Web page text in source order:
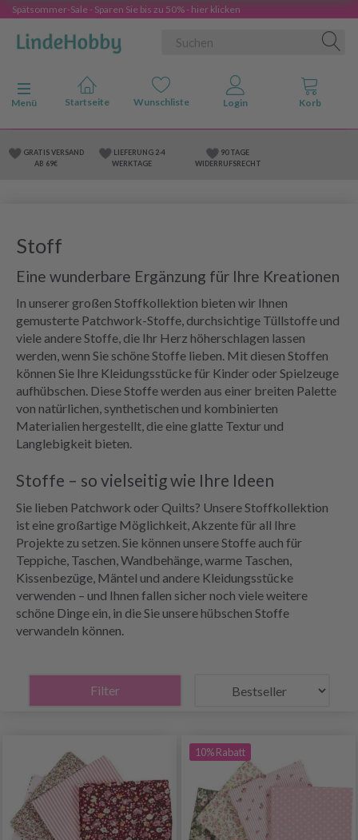
Spätsommer-Sale - Sparen Sie bis zu 50% - hier klicken
Anzeige ändern
Menü
GRATIS VERSAND
AB 69€
LIEFERUNG 2-4
WERKTAGE
90 TAGE
WIDERRUFSRECHT
Stoff
Eine wunderbare Ergänzung für Ihre Kreationen
In unserer großen Stoffkollektion bieten wir Ihnen
gemusterte Patchwork-Stoffe, durchsichtige Tüllstoffe und
viele andere Stoffe, die Ihr Herz höherschlagen lassen
werden, wenn Sie schöne Stoffe lieben. Mit diesen Stoffen
können Sie Ihre Kleidungsstücke für Kinder oder Spielzeuge
aufhübschen. Diese Stoffe werden aus einer breiten Palette
von natürlichen, synthetischen und kombinierten
Materialien hergestellt, die eine glatte Textur und
Langlebigkeit bieten.
Stoffe – so vielseitig wie Ihre Ideen
Sie lieben Patchwork oder Quilts? Unsere Stoffkollektion
ist eine großartige Möglichkeit, Akzente für all Ihre
Projekte zu setzen. Sie können unsere Stoffe auch für
Teppiche, Taschen, Wandbehänge, warme Taschen,
Kissenbezüge, Mäntel und andere Kleidungsstücke
verwenden – und Ihnen fallen sicher noch viele weitere
schöne Dinge ein, in die Sie unsere hübschen Stoffe
verwandeln können.
Filter
10% Rabatt